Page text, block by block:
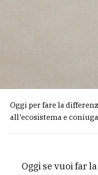
Oggi per fare la
all'ecosistema e
Oggi se vuoi far